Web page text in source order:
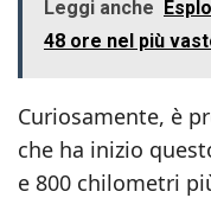
Leggi anche
48 ore nel più
Curiosamente, è
che ha inizio
e 800 chilometri